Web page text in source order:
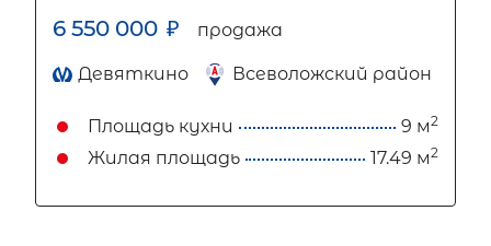
6 550 000 ₽ продажа
Девяткино Всеволожский район
Площадь кухни 9 м2
Жилая площадь 17.49 м2